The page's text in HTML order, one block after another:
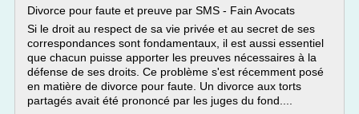
Divorce pour faute et preuve par SMS - Fain Avocats
Si le droit au respect de sa vie privée et au secret de ses
correspondances sont fondamentaux, il est aussi essentiel
que chacun puisse apporter les preuves nécessaires à la
défense de ses droits. Ce problème s'est récemment posé
en matière de divorce pour faute. Un divorce aux torts
partagés avait été prononcé par les juges du fond....